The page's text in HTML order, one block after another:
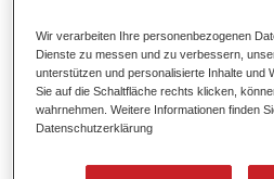
Produktmerkmale
Einfach und schnell zu
Bietet eine hohe
Effektausrichtung.
Fördert kurze Prozesszeiten.
Wir verarbeiten Ihre personenbezogenen
Dienste zu messen und zu verbessern,
unterstützen und personalisierte Inhalte und
Sie auf die Schaltfläche rechts klicken,
wahrnehmen. Weitere Informationen finden
Datenschutzerklärung